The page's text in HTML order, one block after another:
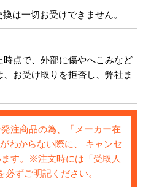
は一切お受けできません。
点で、外部に傷やへこみなど
お受け取りを拒否し、弊社ま
注商品の為、「メーカー在
わからない際に、 キャンセ
す。※注文時には「受取人
ずご明記ください。